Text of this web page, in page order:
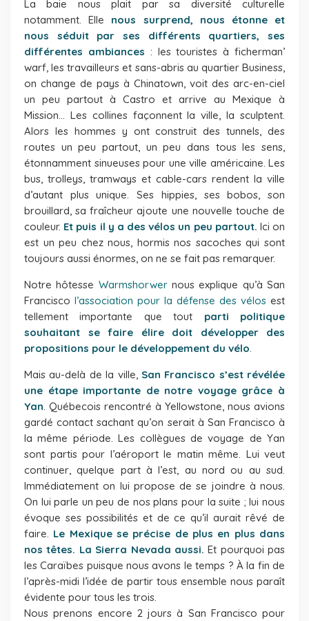
La baie nous plait par sa diversité culturelle
notamment. Elle nous surprend, nous étonne et
nous séduit par ses différents quartiers, ses
différentes ambiances : les touristes à ficherman’
warf, les travailleurs et sans-abris au quartier Business,
on change de pays à Chinatown, voit des arc-en-ciel
un peu partout à Castro et arrive au Mexique à
Mission… Les collines façonnent la ville, la sculptent.
Alors les hommes y ont construit des tunnels, des
routes un peu partout, un peu dans tous les sens,
étonnamment sinueuses pour une ville américaine. Les
bus, trolleys, tramways et cable-cars rendent la ville
d’autant plus unique. Ses hippies, ses bobos, son
brouillard, sa fraîcheur ajoute une nouvelle touche de
couleur. Et puis il y a des vélos un peu partout. Ici on
est un peu chez nous, hormis nos sacoches qui sont
toujours aussi énormes, on ne se fait pas remarquer.
Notre hôtesse Warmshorwernous explique qu’à San
Francisco l’association pour la défense des vélos est
tellement importante que tout parti politique
souhaitant se faire élire doit développer des
propositions pour le développement du vélo.
Mais au-delà de la ville, San Francisco s’est révélée
une étape importante de notre voyage grâce à
Yan. Québecois rencontré à Yellowstone, nous avions
gardé contact sachant qu’on serait à San Francisco à
la même période. Les collègues de voyage de Yan
sont partis pour l’aéroport le matin même. Lui veut
continuer, quelque part à l’est, au nord ou au sud.
Immédiatement on lui propose de se joindre à nous.
On lui parle un peu de nos plans pour la suite ; lui nous
évoque ses possibilités et de ce qu’il aurait rêvé de
faire. Le Mexique se précise de plus en plus dans
nos têtes. La Sierra Nevada aussi. Et pourquoi pas
les Caraïbes puisque nous avons le temps ? À la fin de
l’après-midi l’idée de partir tous ensemble nous paraît
évidente pour tous les trois.
Nous prenons encore 2 jours à San Francisco pour